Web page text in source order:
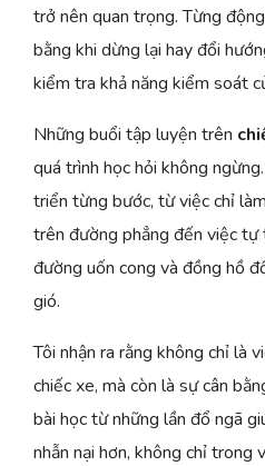
trở nên quan trọng. Từng
bằng khi dừng lại hay đổi
kiểm tra khả năng kiểm soát
Những buổi tập luyện trên
quá trình học hỏi không
triển từng bước, từ việc chỉ
trên đường phẳng đến việc
đường uốn cong và đồng hồ
gió.
Tôi nhận ra rằng không chỉ là
chiếc xe, mà còn là sự cân
bài học từ những lần đổ ngã
nhẫn nại hơn, không chỉ trong